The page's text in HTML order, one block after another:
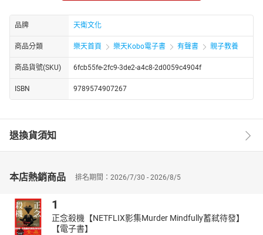
為什麼一隻不會動的大木馬能攻陷一座城市？
「斯巴達教育」與「馬拉松賽跑」如何起源於古代希臘？
西亞、印度與地中海的古文明互相輝映，
文明的曙光開始於世界各地閃耀！
世界歷史、歷史大事年表、閱讀素養、國際觀、上古史、佛教起源
有聲書
1****六篇歷史故事
前因後果，培養孩子綜觀全局的眼界。
1.牧羊童與大巨人
品牌 天衛文化
商品分類 樂天首頁 樂天Kobo電子書 有聲書 親子教養
商品貨號(SKU) 6fcb55fe-2fc9-3de2-a4c8-2d0059c4904f
ISBN 9789574907267
退換貨須知
本店熱銷商品 排名期間：2026/7/30 - 2026/8/5
1
正念殺機【NETFLIX影集Murder Mindfully蓄弒待發】
【電子書】